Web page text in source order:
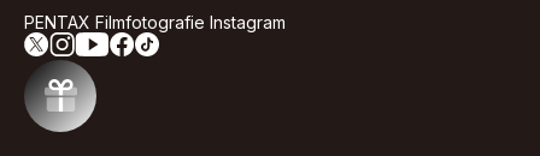
PENTAX Filmfotografie Instagram